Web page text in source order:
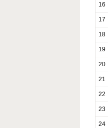
16
17
18
19
20
21
22
23
24